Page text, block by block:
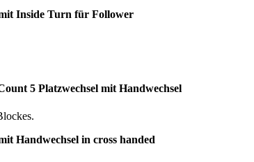
Inside Turn für Follower
5 Platzwechsel mit Handwechsel
Handwechsel in cross handed